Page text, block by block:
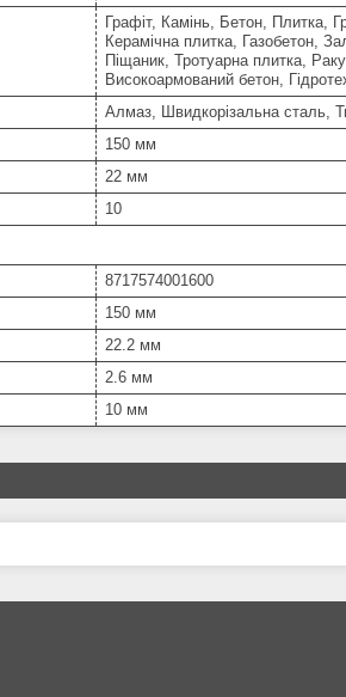
Графіт, Камінь, Бетон, Плитка,
Керамічна плитка, Газобетон,
Піщаник, Тротуарна плитка,
Високоармований бетон,
Алмаз, Швидкорізальна сталь,
150 мм
22 мм
10
8717574001600
150 мм
22.2 мм
2.6 мм
10 мм